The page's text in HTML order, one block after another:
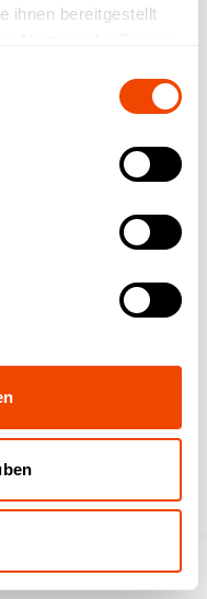
ihnen bereitgestellt
& 3-
Anfrageliste